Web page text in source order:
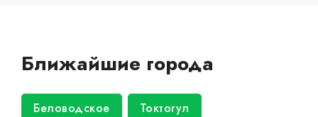
Ближайшие города
Беловодское Токтогул